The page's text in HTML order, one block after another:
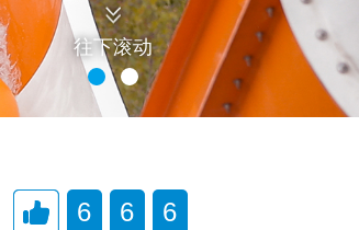
往下滚动
6 6 6